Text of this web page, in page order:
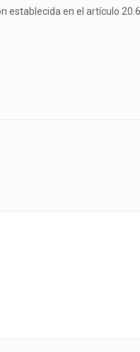
establecida en el artículo